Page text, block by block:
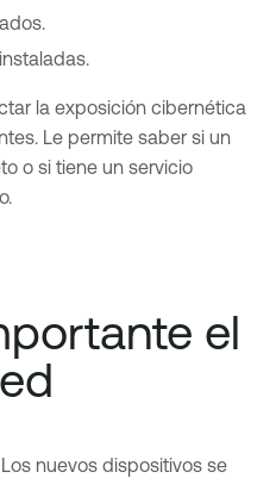
la exposición cibernética
Le permite saber si un
o si tiene un servicio
el
nuevos dispositivos se